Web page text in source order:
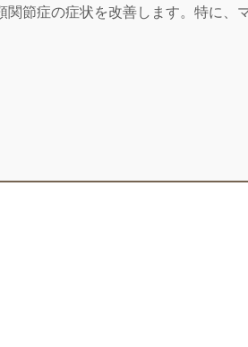
節症の症状を改善します。特に、